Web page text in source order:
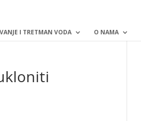
I TRETMAN VODA O NAMA